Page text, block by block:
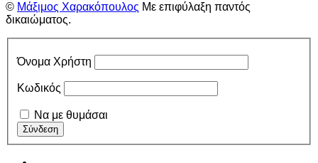
© Μάξιμος Χαρακόπουλος Με επιφύλαξη παντός
δικαιώματος.
Όνομα Χρήστη
Κωδικός
Να με θυμάσαι